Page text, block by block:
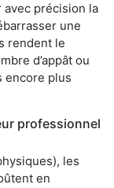
précision la
une
rendent le
d’appât ou
encore plus
professionnel
les
en